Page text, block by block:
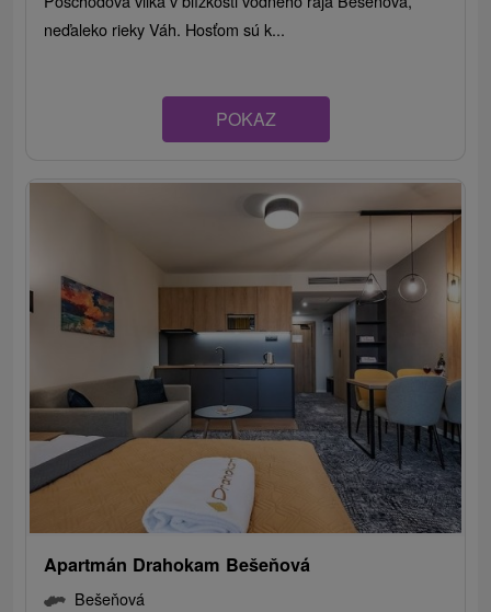
neďaleko rieky Váh. Hosťom sú k...
POKAZ
Apartmán Drahokam Bešeňová
Bešeňová